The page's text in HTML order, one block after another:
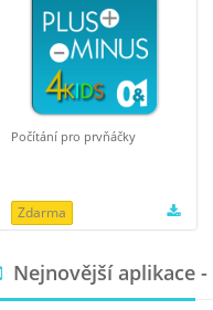
Počítání pro prvňáčky
Zdarma
Nejnovější aplikace-